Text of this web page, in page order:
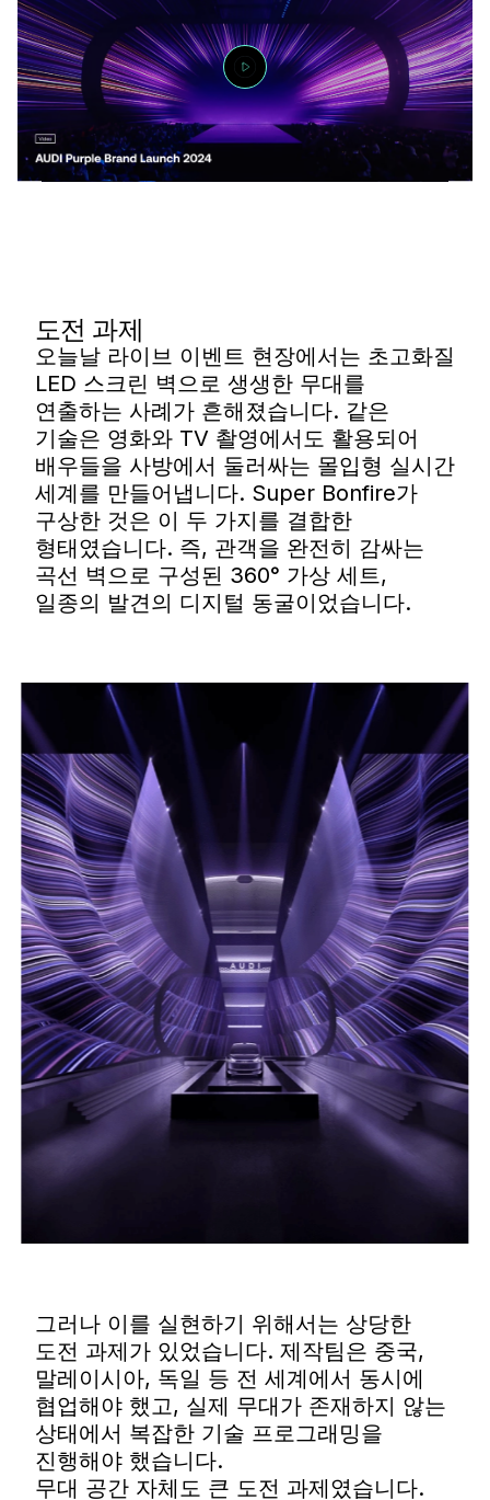
도전 과제
오늘날 라이브 이벤트 현장에서는 초고화질
LED 스크린 벽으로 생생한 무대를
연출하는 사례가 흔해졌습니다. 같은
기술은 영화와 TV 촬영에서도 활용되어
배우들을 사방에서 둘러싸는 몰입형 실시간
세계를 만들어냅니다. Super Bonfire가
구상한 것은 이 두 가지를 결합한
형태였습니다. 즉, 관객을 완전히 감싸는
곡선 벽으로 구성된 360° 가상 세트,
일종의 발견의 디지털 동굴이었습니다.
그러나 이를 실현하기 위해서는 상당한
도전 과제가 있었습니다. 제작팀은 중국,
말레이시아, 독일 등 전 세계에서 동시에
협업해야 했고, 실제 무대가 존재하지 않는
상태에서 복잡한 기술 프로그래밍을
진행해야 했습니다.
무대 공간 자체도 큰 도전 과제였습니다.